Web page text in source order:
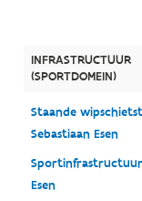
INFRASTRUCTUUR
(SPORTDOMEIN)
Staande
Sebastiaan Esen
Esen